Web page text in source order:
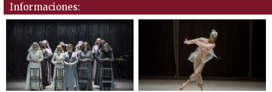
Informaciones: